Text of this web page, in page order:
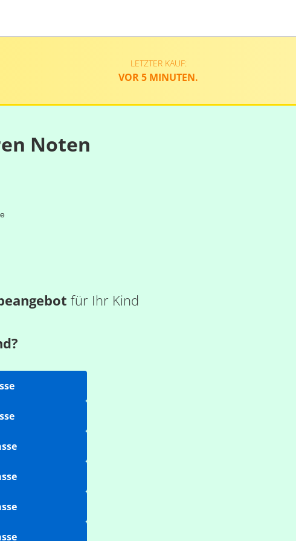
LETZTER KAUF:
VOR 5 MINUTEN.
Noten
für Ihr Kind